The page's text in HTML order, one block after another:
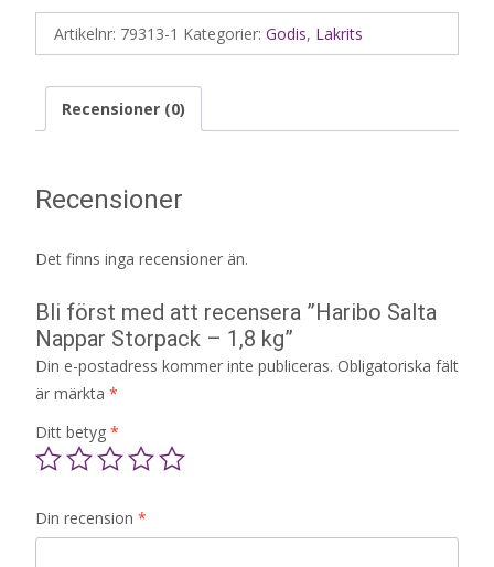
Artikelnr: 79313-1 Kategorier: Godis, Lakrits
Recensioner (0)
Recensioner
Det finns inga recensioner än.
Bli först med att recensera ”Haribo Salta
Nappar Storpack – 1,8 kg”
Din e-postadress kommer inte publiceras. Obligatoriska fält
är märkta *
Ditt betyg *
Din recension *